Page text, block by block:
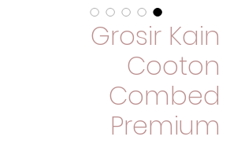
Grosir Kain
Cooton
Combed
Premium